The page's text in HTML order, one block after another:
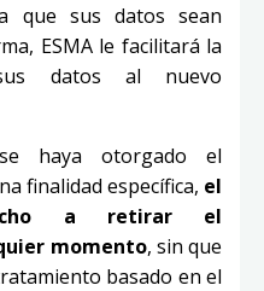
que sus datos sean
ESMA le facilitará la
datos al nuevo
haya otorgado el
finalidad específica, el
a retirar el
momento, sin que
basado en el